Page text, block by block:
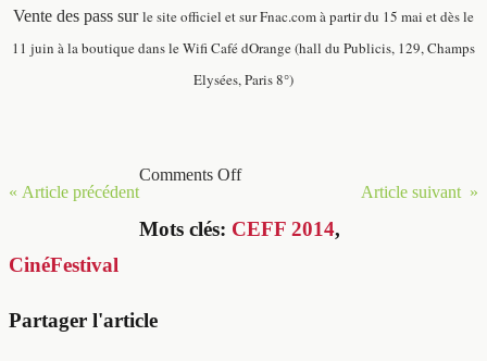
Vente des pass surle site officiel et sur Fnac.com à partir du 15 mai et dès le
11 juin à la boutique dans le Wifi Café dOrange (hall du Publicis, 129, Champs
Elysées, Paris 8°)
« Article précédent Article suivant »
Comments Off
Mots clés: CEFF 2014,
CinéFestival
Partager l'article